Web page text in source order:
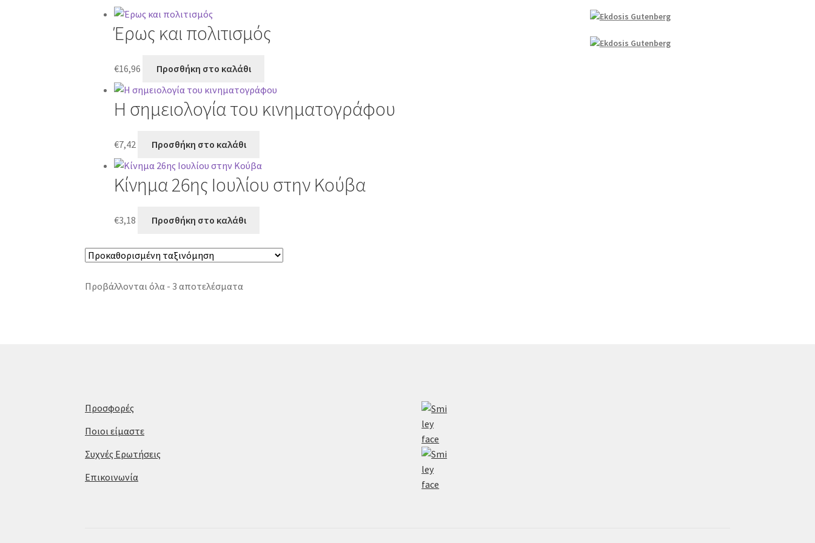
Έρως και πολιτισμός
€16,96 Προσθήκη στο καλάθι
Η σημειολογία του κινηματογράφου
€7,42 Προσθήκη στο καλάθι
Κίνημα 26ης Ιουλίου στην Κούβα
€3,18 Προσθήκη στο καλάθι
Προβάλλονται όλα - 3 αποτελέσματα
Προσφορές
Ποιοι είμαστε
Συχνές Ερωτήσεις
Επικοινωνία